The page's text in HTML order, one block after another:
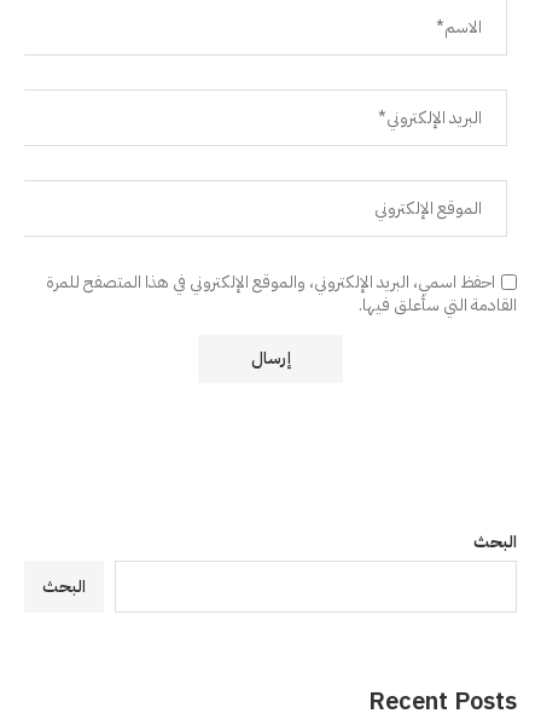
احفظ اسمي، البريد الإلكتروني، والموقع الإلكتروني في هذا المتصفح للمرة
القادمة التي سأعلق فيها.
البحث
البحث
Recent Posts